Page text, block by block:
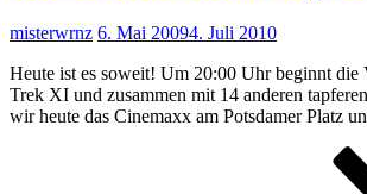
misterwrnz 6. Mai 20094. Juli 2010
Heute ist es soweit! Um 20:00 Uhr beginnt die
Trek XI und zusammen mit 14 anderen
wir heute das Cinemaxx am Potsdamer Platz